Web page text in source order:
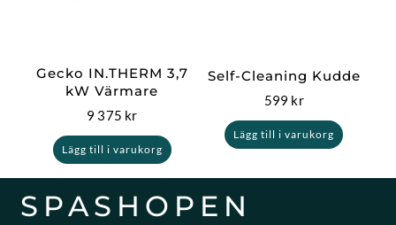
Gecko IN.THERM 3,7
kW Värmare
9 375 kr
Lägg till i varukorg
Self-Cleaning Kudde
599 kr
Lägg till i varukorg
SPASHOPEN